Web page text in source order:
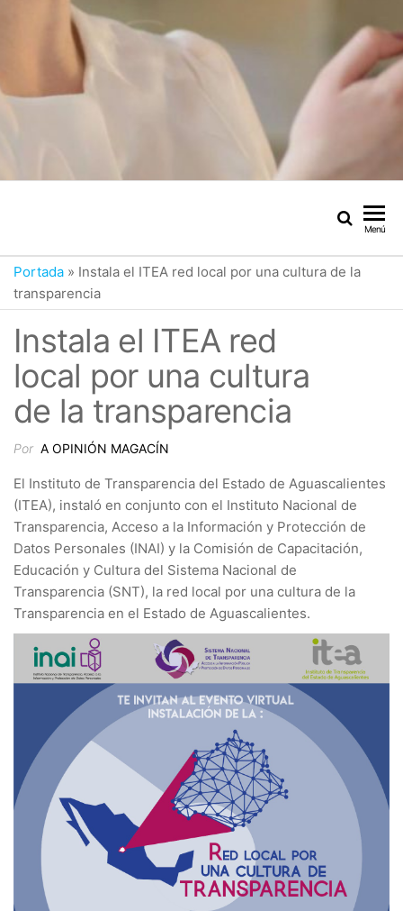
Menú
Portada » Instala el ITEA red local por una cultura de la
transparencia
Instala el ITEA red
local por una cultura
de la transparencia
Por A OPINIÓN MAGACÍN
El Instituto de Transparencia del Estado de Aguascalientes
(ITEA), instaló en conjunto con el Instituto Nacional de
Transparencia, Acceso a la Información y Protección de
Datos Personales (INAI) y la Comisión de Capacitación,
Educación y Cultura del Sistema Nacional de
Transparencia (SNT), la red local por una cultura de la
Transparencia en el Estado de Aguascalientes.